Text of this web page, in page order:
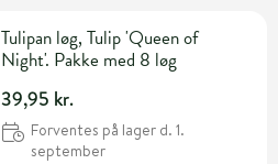
Tulipan løg, Tulip 'Queen of
Night'. Pakke med 8 løg
39,95 kr.
Forventes på lager d. 1.
september